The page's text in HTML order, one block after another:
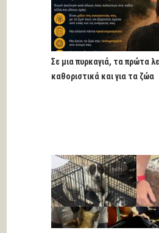
Σε μια πυρκαγιά, τα πρώτα
καθοριστικά και για τα ζώα